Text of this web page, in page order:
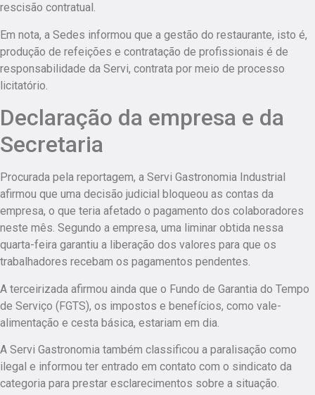
rescisão contratual.
Em nota, a Sedes informou que a gestão do restaurante, isto é,
produção de refeições e contratação de profissionais é de
responsabilidade da Servi, contrata por meio de processo
licitatório.
Declaração da empresa e da
Secretaria
Procurada pela reportagem, a Servi Gastronomia Industrial
afirmou que uma decisão judicial bloqueou as contas da
empresa, o que teria afetado o pagamento dos colaboradores
neste mês. Segundo a empresa, uma liminar obtida nessa
quarta-feira garantiu a liberação dos valores para que os
trabalhadores recebam os pagamentos pendentes.
A terceirizada afirmou ainda que o Fundo de Garantia do Tempo
de Serviço (FGTS), os impostos e benefícios, como vale-
alimentação e cesta básica, estariam em dia.
A Servi Gastronomia também classificou a paralisação como
ilegal e informou ter entrado em contato com o sindicato da
categoria para prestar esclarecimentos sobre a situação.